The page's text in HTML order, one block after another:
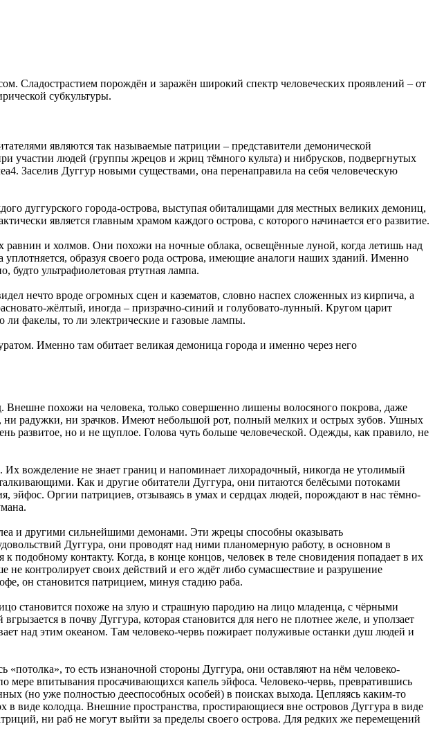
Сладострастием порождён и заражён широкий спектр человеческих проявлений – от
субкультуры.
являются так называемые патриции – представители демонической
участии людей (группы жрецов и жриц тёмного культа) и нибрусков, подвергнутых
Заселив Дуггур новыми существами, она перенаправила на себя человеческую
дуггурского города-острова, выступая обиталищами для местных великих демониц,
является главным храмом каждого острова, с которого начинается его развитие.
равнин и холмов. Они похожи на ночные облака, освещённые луной, когда летишь над
образуя своего рода острова, имеющие аналоги наших зданий. Именно
будто ультрафиолетовая ртутная лампа.
нечто вроде огромных сцен и казематов, словно наспех сложенных из кирпича, а
жёлтый, иногда – призрачно-синий и голубовато-лунный. Кругом царит
факелы, то ли электрические и газовые лампы.
Именно там обитает великая демоница города и именно через него
Внешне похожи на человека, только совершенно лишены волосяного покрова, даже
ни радужки, ни зрачков. Имеют небольшой рот, полный мелких и острых зубов. Ушных
развитое, но и не щуплое. Голова чуть больше человеческой. Одежды, как правило, не
вожделение не знает границ и напоминает лихорадочный, никогда не утолимый
Как и другие обитатели Дуггура, они питаются белёсыми потоками
эйфос. Оргии патрициев, отзываясь в умах и сердцах людей, порождают в нас тёмно-
и другими сильнейшими демонами. Эти жрецы способны оказывать
Дуггура, они проводят над ними планомерную работу, в основном в
подобному контакту. Когда, в конце концов, человек в теле сновидения попадает в их
контролирует своих действий и его ждёт либо сумасшествие и разрушение
он становится патрицием, минуя стадию раба.
становится похоже на злую и страшную пародию на лицо младенца, с чёрными
в почву Дуггура, которая становится для него не плотнее желе, и уползает
над этим океаном. Там человеко-червь пожирает полуживые останки душ людей и
то есть изнаночной стороны Дуггура, они оставляют на нём человеко-
мере впитывания просачивающихся капель эйфоса. Человеко-червь, превратившись
(но уже полностью дееспособных особей) в поисках выхода. Цепляясь каким-то
в виде колодца. Внешние пространства, простирающиеся вне островов Дуггура в виде
ни раб не могут выйти за пределы своего острова. Для редких же перемещений